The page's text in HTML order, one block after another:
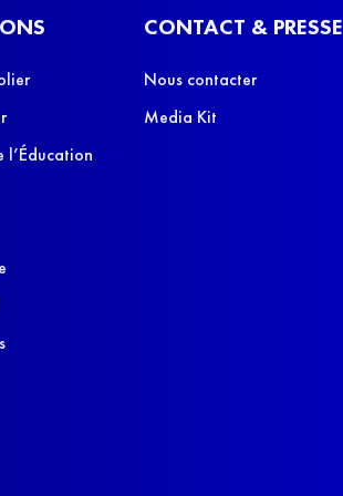
l’Éducation
CONTACT & PRESSE
Nous contacter
Media Kit